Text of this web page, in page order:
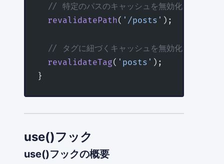
  // 特定のパスのキャッシュを無効化
  revalidatePath
( '/posts' );
  // タグに紐づくキャッシュを無効化
  revalidateTag
( 'posts' );
}
use()フック
use()フックの概要